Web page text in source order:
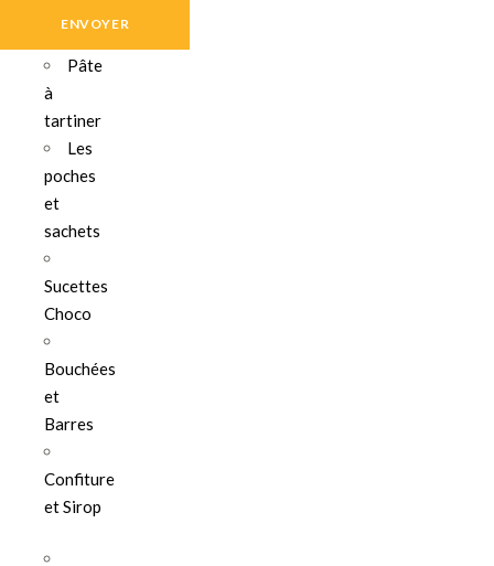
Pâte
à
tartiner
Les
poches
et
sachets
Sucettes
Choco
Bouchées
et
Barres
Confiture
et Sirop